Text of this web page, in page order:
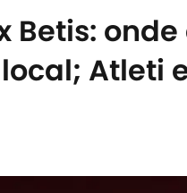
Betis:
Atleti